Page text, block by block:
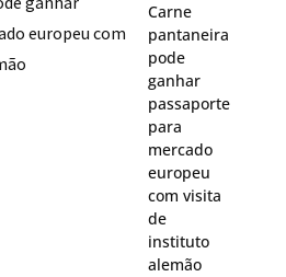
Carne
pantaneira
pode
ganhar
passaporte
para
mercado
europeu
com visita
de
instituto
alemão